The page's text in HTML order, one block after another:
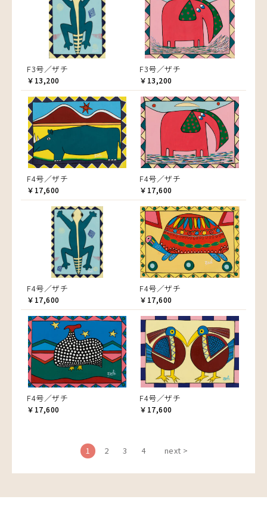
F3号／ザチ
￥13,200
F3号／ザチ
￥13,200
F4号／ザチ
￥17,600
F4号／ザチ
￥17,600
F4号／ザチ
￥17,600
F4号／ザチ
￥17,600
F4号／ザチ
￥17,600
F4号／ザチ
￥17,600
1 2 3 4 next >